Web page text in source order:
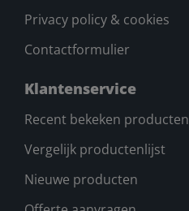
Privacy policy & cookies
Contactformulier
Klantenservice
Recent bekeken producten
Vergelijk productenlijst
Nieuwe producten